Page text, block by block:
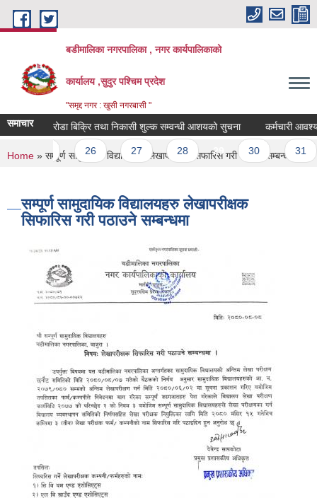
Skip to main content
बडीमालिका नगरपालिका , नगर कार्यपालिकाको
कार्यालय ,सुदुर पश्चिम प्रदेश
"समृद्द नगर : खुसी नगरबासी "
समाचार
बालुवा र रोडा बिक्रि तथा निकासी शुल्क सम्वन्धी आशयको सुचना कर्मचारी
26 27 28 29 30 31
You are here
Home » सम्पूर्ण सामुदायिक विद्यालयहरु लेखापरीक्षक सिफारिस गरी पठाउने सम्बन्धमा
सम्पूर्ण सामुदायिक विद्यालयहरु लेखापरीक्षक
सिफारिस गरी पठाउने सम्बन्धमा